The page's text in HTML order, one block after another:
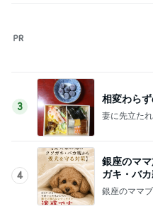
神がかってる掃除
Amebaトピックス
高級な卵をつか
Amebaトピックス